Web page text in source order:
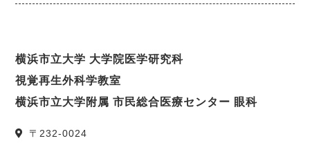
横浜市立大学 大学院医学研究科
視覚再生外科学教室
横浜市立大学附属 市民総合医療センター 眼科
〒 232-0024